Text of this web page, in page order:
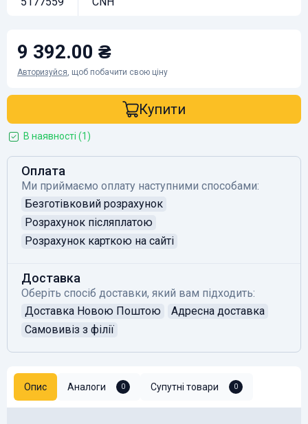
9 392.00 ₴
Авторизуйся, щоб побачити свою ціну
Купити
В наявності (1)
Оплата
Ми приймаємо оплату наступними способами:
Безготівковий розрахунок
Розрахунок післяплатою
Розрахунок карткою на сайті
Доставка
Оберіть спосіб доставки, який вам підходить:
Доставка Новою Поштою
Адресна доставка
Самовивіз з філії
Опис Аналоги 0 Супутні товари 0